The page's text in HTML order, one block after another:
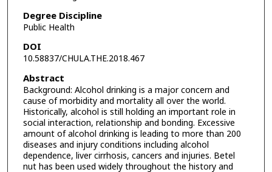
Degree Discipline
Public Health
DOI
10.58837/CHULA.THE.2018.467
Abstract
Background: Alcohol drinking is a major concern and
cause of morbidity and mortality all over the world.
Historically, alcohol is still holding an important role in
social interaction, relationship and bonding. Excessive
amount of alcohol drinking is leading to more than 200
diseases and injury conditions including alcohol
dependence, liver cirrhosis, cancers and injuries. Betel
nut has been used widely throughout the history and